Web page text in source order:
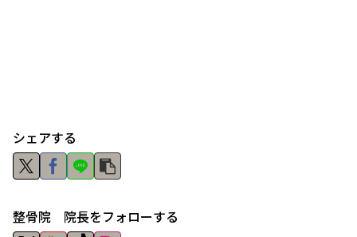
シェアする
整骨院 院長をフォローする